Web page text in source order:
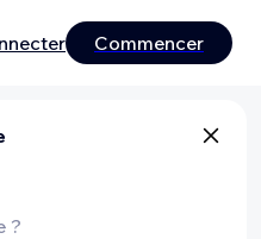
Commencer
?